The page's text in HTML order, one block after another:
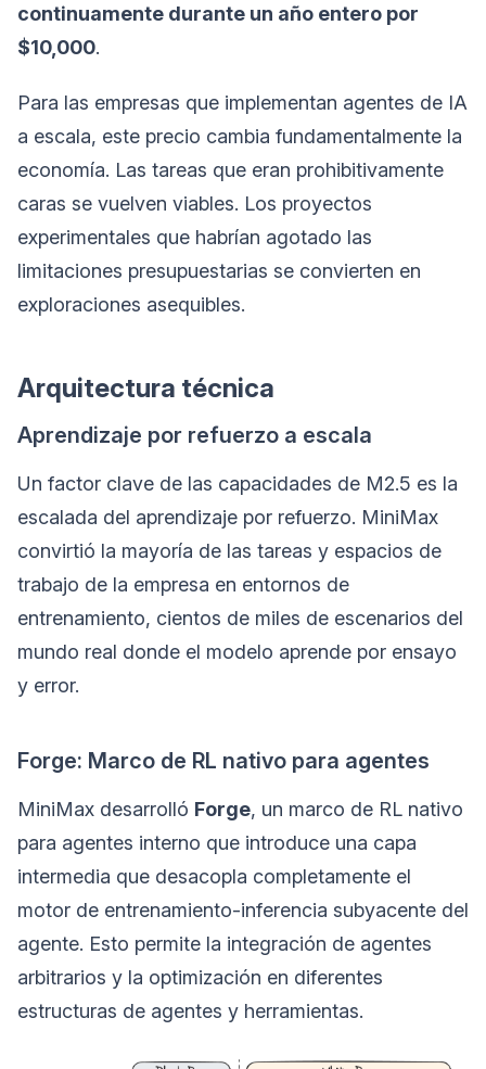
continuamente durante un año entero por
$10,000.
Para las empresas que implementan agentes de IA
a escala, este precio cambia fundamentalmente la
economía. Las tareas que eran prohibitivamente
caras se vuelven viables. Los proyectos
experimentales que habrían agotado las
limitaciones presupuestarias se convierten en
exploraciones asequibles.
Arquitectura técnica
Aprendizaje por refuerzo a escala
Un factor clave de las capacidades de M2.5 es la
escalada del aprendizaje por refuerzo. MiniMax
convirtió la mayoría de las tareas y espacios de
trabajo de la empresa en entornos de
entrenamiento, cientos de miles de escenarios del
mundo real donde el modelo aprende por ensayo
y error.
Forge: Marco de RL nativo para agentes
MiniMax desarrolló Forge, un marco de RL nativo
para agentes interno que introduce una capa
intermedia que desacopla completamente el
motor de entrenamiento-inferencia subyacente del
agente. Esto permite la integración de agentes
arbitrarios y la optimización en diferentes
estructuras de agentes y herramientas.